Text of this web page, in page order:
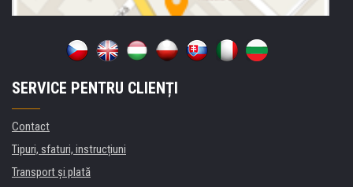
SERVICE PENTRU CLIENȚI
Contact
Tipuri, sfaturi, instrucțiuni
Transport şi plată